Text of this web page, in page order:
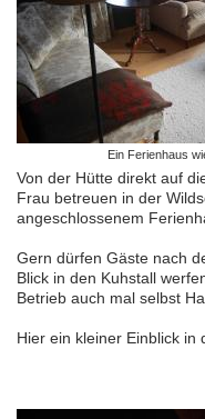
Ein Ferienhaus
Von der Hütte direkt auf
Frau betreuen in der
angeschlossenem
Gern dürfen Gäste nach
Blick in den Kuhstall
Betrieb auch mal selbst
Hier ein kleiner Einblick in